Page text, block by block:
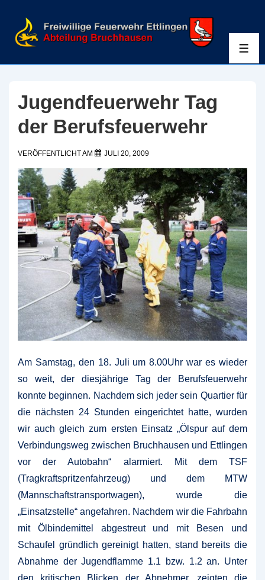
Inhalt
Jugendfeuerwehr Tag
der Berufsfeuerwehr
VERÖFFENTLICHT AM JULI 20, 2009
Am Samstag, den 18. Juli um 8.00Uhr war es wieder
so weit, der diesjährige Tag der Berufsfeuerwehr
konnte beginnen. Nachdem sich jeder sein Quartier für
die nächsten 24 Stunden eingerichtet hatte, wurden
wir auch gleich zum ersten Einsatz „Ölspur auf dem
Verbindungsweg zwischen Bruchhausen und Ettlingen
vor der Autobahn“ alarmiert. Mit dem TSF
(Tragkraftspritzenfahrzeug) und dem MTW
(Mannschaftstransportwagen), wurde die
„Einsatzstelle“ angefahren. Nachdem wir die Fahrbahn
mit Ölbindemittel abgestreut und mit Besen und
Schaufel gründlich gereinigt hatten, stand bereits die
Abnahme der Jugendflamme 1.1 bzw. 1.2 an. Unter
den kritischen Blicken der Abnehmer, zeigten die